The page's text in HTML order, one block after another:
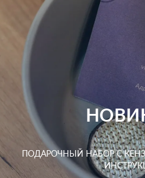
ПОДАРОЧНЫЙ НАБОР С